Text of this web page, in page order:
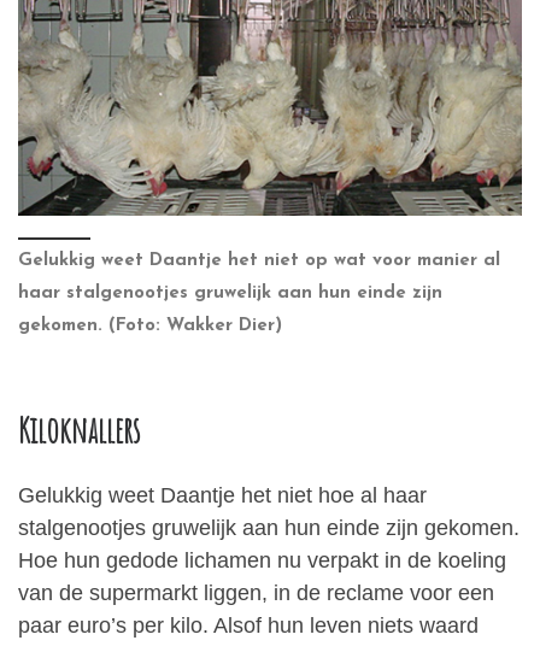
Gelukkig weet Daantje het niet op wat voor manier al
haar stalgenootjes gruwelijk aan hun einde zijn
gekomen. (Foto: Wakker Dier)
Kiloknallers
Gelukkig weet Daantje het niet hoe al haar
stalgenootjes gruwelijk aan hun einde zijn gekomen.
Hoe hun gedode lichamen nu verpakt in de koeling
van de supermarkt liggen, in de reclame voor een
paar euro’s per kilo. Alsof hun leven niets waard